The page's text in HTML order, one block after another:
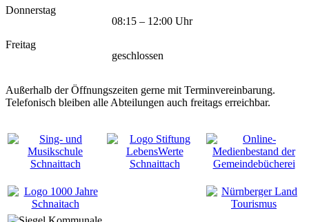
Donnerstag
08:15 – 12:00 Uhr
Freitag
geschlossen
Außerhalb der Öffnungszeiten gerne mit Terminvereinbarung.
Telefonisch bleiben alle Abteilungen auch freitags erreichbar.